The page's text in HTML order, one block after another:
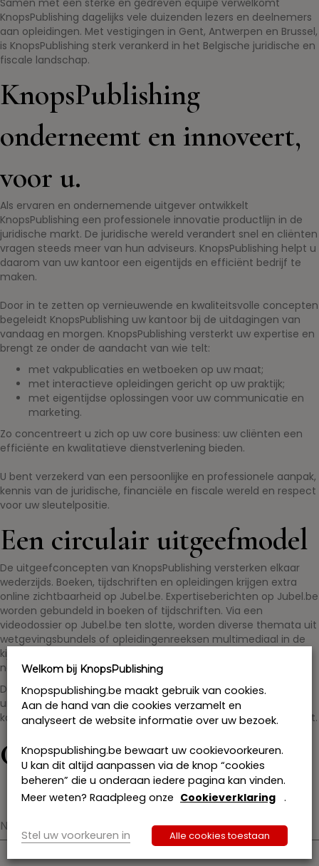
KnopsPublishing dagelijks vele duizenden lezers en deelnemers
aan opleidingen. Met vestigingen in Gent, Antwerpen en Brussel,
is KnopsPublishing sterk verankerd in het Belgische juridische en
fiscale landschap.
KnopsPublishing
onderneemt en innoveert,
voor u.
Als ervaren en ondernemende uitgever ontwikkelt
KnopsPublishing een professionele innovatie productlijn in de
juridische markt. De juridische wereld verandert snel en cliënten
vragen steeds meer van hun adviseurs. KnopsPublishing helpt u
daarom van uw kantoor een eigentijds en efficiënt bedrijf te
maken.
Door in te zetten op vernieuwende en kwaliteitsvolle concepten
begeleidt KnopsPublishing uw kantoor bij de uitdagingen van
vandaag en morgen. KnopsPublishing versterkt uw expertise en
brengt ze onder de aandacht van wie telt:
met vakpublicaties en wetboeken op uw maat;
met interactieve opleidingen gericht op uw praktijk;
met eigentijdse oplossingen voor uw communicatie en
marketing.
Zo concentreert u zich op uw core business: uw cliënten een
efficiënte en kwalitatieve dienstverlening bieden.
U bent verzekerd van een persoonlijke en professionele aanpak,
kennis van de juridische, financiële en fiscale wereld en respect
voor uw sleutelpositie.
Een circulair uitgeefmodel
De uitgeefconcepten van KnopsPublishing versterken elkaar
wederzijds. Boeken, tijdschriften en opleidingen krijgen extra
online zichtbaarheid op Jubel.be. Expertiseberichten op Jubel.be
worden gebundeld in boeken of tijdschriften. Via een
videodossier op Jubel.be ten slotte, worden diverse themata uit
wetgevingsbundels of opleidingenreeksen multimediaal in de
kijker gezet en gedeeld met een uitgebreid professioneel
netwerk.
Door samen te werken met KnopsPublishing, kiest u voor een
unieke aanpak die vanaf het begin op diverse multimediale
kanalen inzet en uw expertise maximaal versterkt en verspreidt.
Contacteer ons
Naam
Welkom bij KnopsPublishing
Knopspublishing.be maakt gebruik van cookies.
Aan de hand van die cookies verzamelt en
analyseert de website informatie over uw bezoek.
Knopspublishing.be bewaart uw cookievoorkeuren.
U kan dit altijd aanpassen via de knop “cookies
beheren” die u onderaan iedere pagina kan vinden.
Meer weten? Raadpleeg onze Cookieverklaring .
Stel uw voorkeuren in Alle cookies toestaan